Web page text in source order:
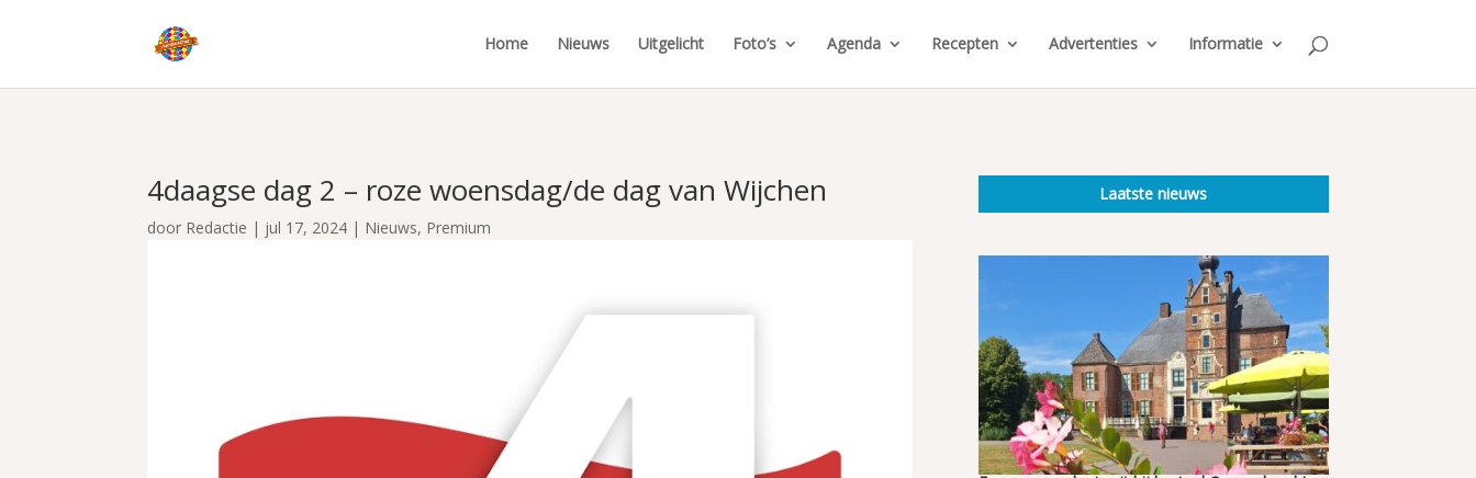
Home Nieuws Uitgelicht Foto’s Agenda Recepten Advertenties Informatie
4daagse dag 2 – roze woensdag/de dag van Wijchen
door Redactie | jul 17, 2024 | Nieuws, Premium
Laatste nieuws